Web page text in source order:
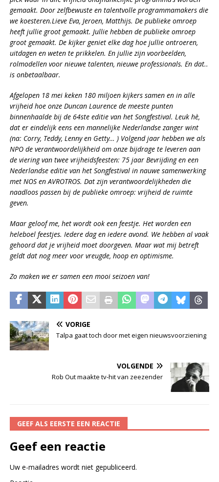
gemaakt. Door zelfbewuste en talentvolle programmamakers die
we koesteren.Lieve Eva, Jeroen, Matthijs. De publieke omroep
heeft jullie groot gemaakt. Jullie hebben de publieke omroep
groot gemaakt. De kijker geniet elke dag hoe jullie ontroeren,
uitdagen en weten te prikkelen. En jullie zijn voorbeelden,
rolmodellen voor nieuwe talenten, nieuwe professionals. En dat..
is onbetaalbaar.
Afgelopen 18 mei keken 180 miljoen kijkers samen en in alle
vrijheid hoe onze Duncan Laurence de meeste punten
binnenhaalde bij de 64ste editie van het Songfestival. Leuk hè,
dat er eindelijk eens een mannelijke Nederlandse zanger wint
(na: Corry, Teddy, Lenny en Getty… ) Volgend jaar hebben we als
NPO de verantwoordelijkheid om onze bijdrage te leveren aan
de viering van twee vrijheidsfeesten: 75 jaar Bevrijding en een
Nederlandse editie van het Songfestival in nauwe samenwerking
met NOS en AVROTROS. Dat zijn verantwoordelijkheden die
naadloos passen bij de publieke omroep: vrijheid de ruimte
geven.
Maar geloof me, het wordt ook een feestje. Het worden een
heleboel feestjes. Iedere dag en iedere avond. We hebben al vaak
gehoord dat je vrijheid moet doorgeven. Maar wat mij betreft
geldt dat nog meer voor vreugde, hoop en optimisme.
Zo maken we er samen een mooi seizoen van!
VORIGE
Talpa gaat toch door met eigen nieuwsvoorziening
VOLGENDE
Rob Out maakte tv-hit van zeezender
GEEF ALS EERSTE EEN REACTIE
Geef een reactie
Uw e-mailadres wordt niet gepubliceerd.